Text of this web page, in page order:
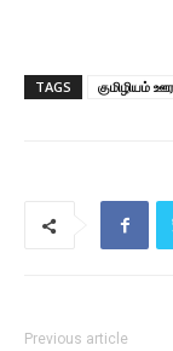
TAGS குமிழியம்
Previous article